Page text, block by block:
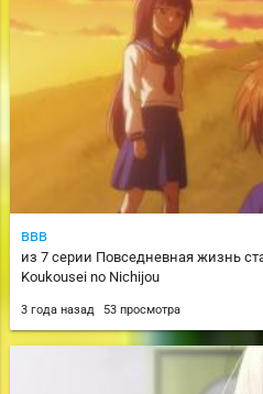
ввв
из 7 серии Повседневная жизнь
Koukousei no Nichijou
3 года назад 53 просмотра